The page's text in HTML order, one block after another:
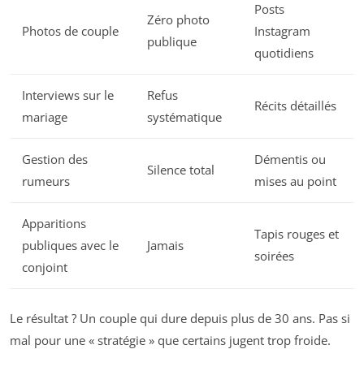
Photos de couple
Zéro photo
publique
Posts
Instagram
quotidiens
Interviews sur le
mariage
Refus
systématique
Récits détaillés
Gestion des
rumeurs
Silence total
Démentis ou
mises au point
Apparitions
publiques avec le
conjoint
Jamais
Tapis rouges et
soirées
Le résultat ? Un couple qui dure depuis plus de 30 ans. Pas si
mal pour une « stratégie » que certains jugent trop froide.